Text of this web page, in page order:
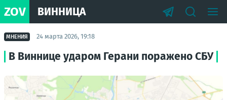
ZOV ВИННИЦА
МНЕНИЯ 24 марта 2026, 19:18
В Виннице ударом Герани поражено СБУ